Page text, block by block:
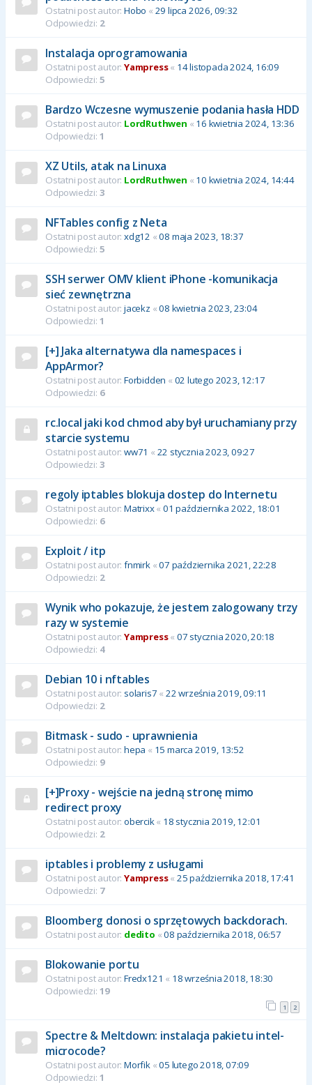
Ostatni post autor: Hobo « 29 lipca 2026, 09:32
Odpowiedzi: 2
Instalacja oprogramowania
Ostatni post autor: Yampress« 14 listopada 2024, 16:09
Odpowiedzi: 5
Bardzo Wczesne wymuszenie podania hasła HDD
Ostatni post autor: LordRuthwen « 16 kwietnia 2024, 13:36
Odpowiedzi: 1
XZ Utils, atak na Linuxa
Ostatni post autor: LordRuthwen « 10 kwietnia 2024, 14:44
Odpowiedzi: 3
NFTables config z Neta
Ostatni post autor: xdg12 «08 maja 2023, 18:37
Odpowiedzi: 5
SSH serwer OMV klient iPhone -komunikacja
sieć zewnętrzna
Ostatni post autor: jacekz «08 kwietnia 2023, 23:04
Odpowiedzi: 1
[+] Jaka alternatywa dla namespaces i
AppArmor?
Ostatni post autor: Forbidden « 02 lutego 2023, 12:17
Odpowiedzi: 6
rc.local jaki kod chmod aby był uruchamiany przy
starcie systemu
Ostatni post autor: ww71 « 22 stycznia 2023, 09:27
Odpowiedzi: 3
regoly iptables blokuja dostep do Internetu
Ostatni post autor: Matrixx«01 października 2022, 18:01
Odpowiedzi: 6
Exploit / itp
Ostatni post autor: fnmirk«07 października 2021, 22:28
Odpowiedzi: 2
Wynik who pokazuje, że jestem zalogowany trzy
razy w systemie
Ostatni post autor: Yampress« 07 stycznia 2020, 20:18
Odpowiedzi: 4
Debian 10 i nftables
Ostatni post autor: solaris7 « 22 września 2019, 09:11
Odpowiedzi: 2
Bitmask - sudo - uprawnienia
Ostatni post autor: hepa « 15 marca 2019, 13:52
Odpowiedzi: 9
[+]Proxy - wejście na jedną stronę mimo
redirect proxy
Ostatni post autor: obercik« 18 stycznia 2019, 12:01
Odpowiedzi: 2
iptables i problemy z usługami
Ostatni post autor: Yampress« 25 października 2018, 17:41
Odpowiedzi: 7
Bloomberg donosi o sprzętowych backdorach.
Ostatni post autor: dedito «08 października 2018, 06:57
Blokowanie portu
Ostatni post autor: Fredx121 « 18 września 2018, 18:30
Odpowiedzi: 19
1 2
Spectre & Meltdown: instalacja pakietu intel-
microcode?
Ostatni post autor: Morfik«05 lutego 2018, 07:09
Odpowiedzi: 1